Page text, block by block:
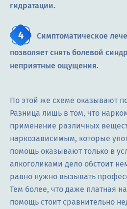
гидратации.
Симптоматическое
позволяет снять болевой
неприятные ощущения.
По этой же схеме оказывают
Разница лишь в том, что
применение различных
наркозависимым, которые
помощь оказывают только в
алкоголиками дело обстоит
равно нужно вызывать
Тем более, что даже платная
помощь стоит сравнительно